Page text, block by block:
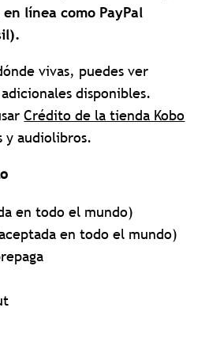
línea como PayPal
vivas, puedes ver
disponibles.
Crédito de la tienda Kobo
y audiolibros.
en todo el mundo)
en todo el mundo)